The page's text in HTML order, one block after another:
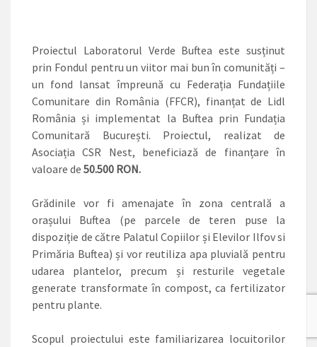
Proiectul Laboratorul Verde Buftea este susținut
prin Fondul pentru un viitor mai bun în comunități –
un fond lansat împreună cu Federația Fundațiile
Comunitare din România (FFCR), finanțat de Lidl
România și implementat la Buftea prin Fundația
Comunitară București. Proiectul, realizat de
Asociația CSR Nest, beneficiază de finanțare în
valoare de 50.500 RON.
Grădinile vor fi amenajate în zona centrală a
orașului Buftea (pe parcele de teren puse la
dispoziție de către Palatul Copiilor și Elevilor Ilfov si
Primăria Buftea) și vor reutiliza apa pluvială pentru
udarea plantelor, precum și resturile vegetale
generate transformate în compost, ca fertilizator
pentru plante.
Scopul proiectului este familiarizarea locuitorilor